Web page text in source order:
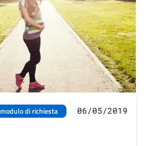
modulo di richiesta
06/05/2019